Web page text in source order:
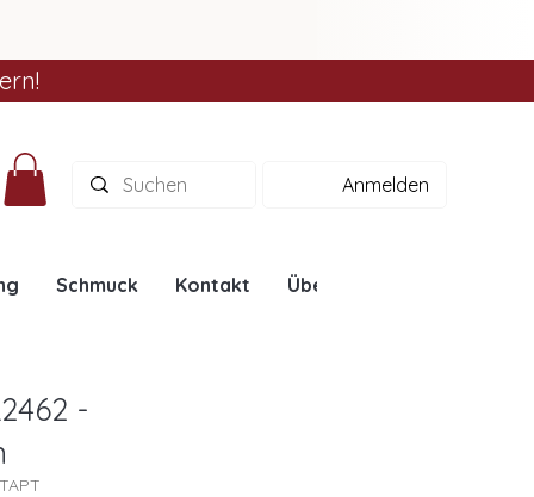
Anmelden
Schmuck Kontakt Über uns
-